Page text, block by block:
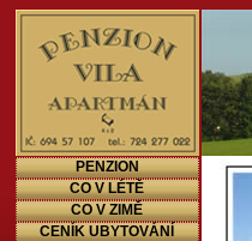
PENZION
CO V LÉTĚ
CO V ZIMĚ
CENÍK UBYTOVÁNÍ